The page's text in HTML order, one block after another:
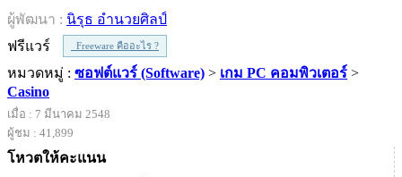
ผู้พัฒนา : นิรุธ อํานวยศิลป์
ฟรีแวร์
Freeware คืออะไร ?
หมวดหมู่ : ซอฟต์แวร์ (Software) > เกม PC คอมพิวเตอร์ >
Casino
เมื่อ : 7 มีนาคม 2548
ผู้ชม : 41,899
โหวตให้คะแนน